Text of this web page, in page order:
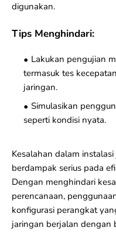
digunakan.
Tips Menghindari:
Lakukan pengujian
termasuk tes
jaringan.
Simulasikan
seperti kondisi nyata.
Kesalahan dalam
berdampak serius pada
Dengan menghindari
perencanaan,
konfigurasi perangkat
jaringan berjalan dengan